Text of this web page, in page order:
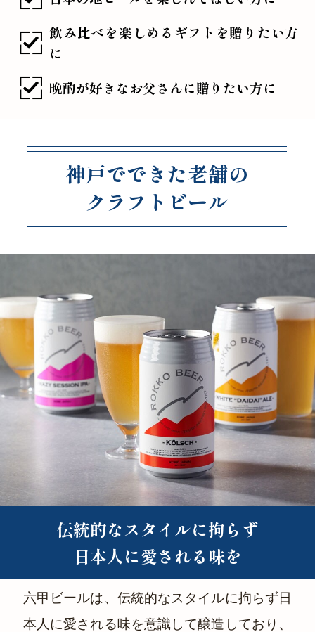
飲み比べを楽しめるギフトを贈りたい方
に
晩酌が好きなお父さんに贈りたい方に
神戸でできた老舗の
クラフトビール
伝統的なスタイルに拘らず
日本人に愛される味を
六甲ビールは、伝統的なスタイルに拘らず日
本人に愛される味を意識して醸造しており、